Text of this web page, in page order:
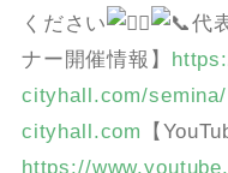
ください
代
ナー開催情報】
cityhall.com/semina/
cityhall.com
【
https://